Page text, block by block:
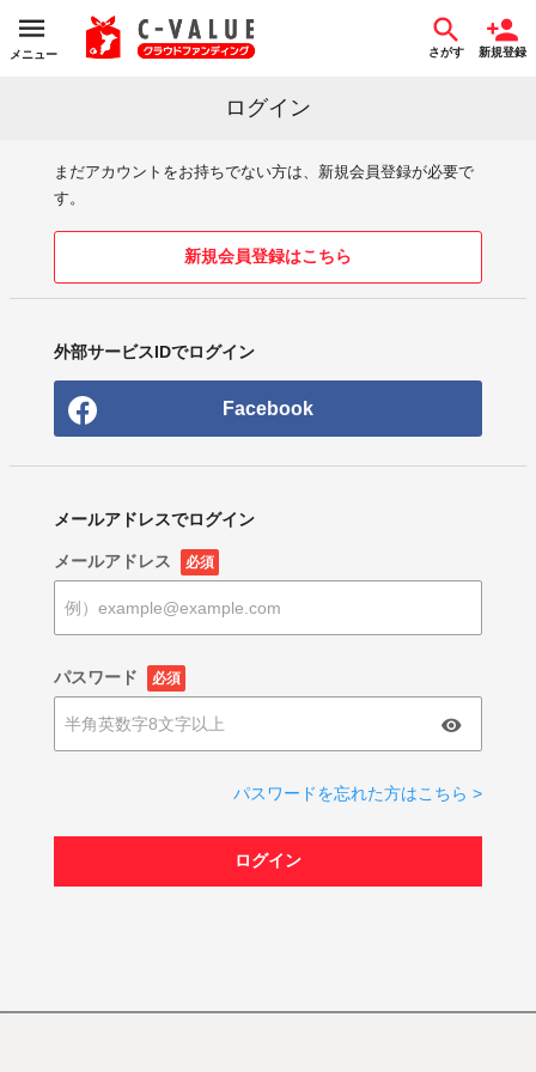
メニュー さがす 新規登録
ログイン
まだアカウントをお持ちでない方は、新規会員登録が必要で
す。
新規会員登録はこちら
外部サービスIDでログイン
Facebook
メールアドレスでログイン
メールアドレス 必須
パスワード 必須
パスワードを忘れた方はこちら >
ログイン